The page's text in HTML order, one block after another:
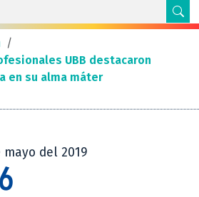
/
UBB destacaron
en su alma máter
del 2019